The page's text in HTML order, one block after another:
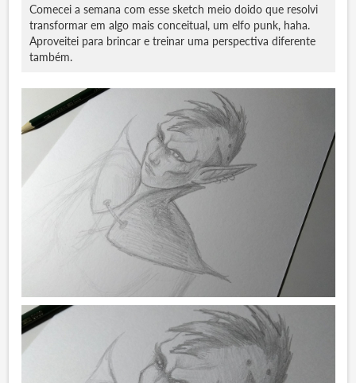
Comecei a semana com esse sketch meio doido que resolvi
transformar em algo mais conceitual, um elfo punk, haha.
Aproveitei para brincar e treinar uma perspectiva diferente
também.